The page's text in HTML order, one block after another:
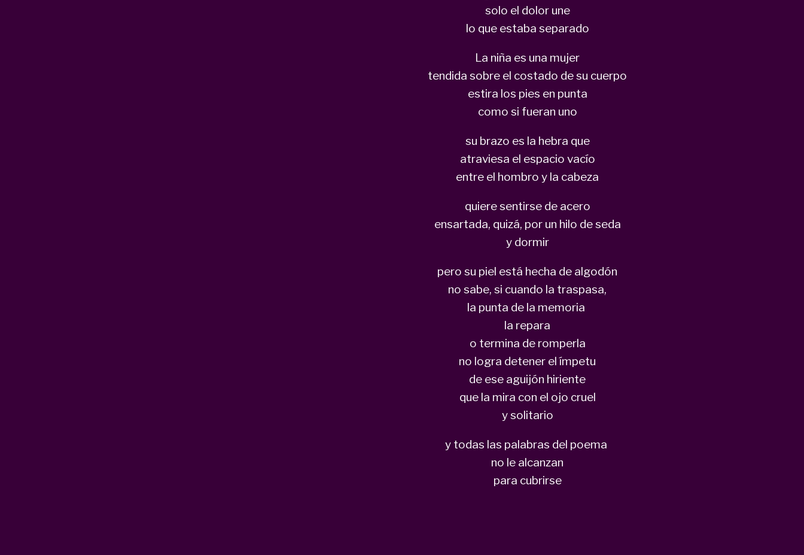
solo el dolor une
lo que estaba separado
La niña es una mujer
tendida sobre el costado de su cuerpo
estira los pies en punta
como si fueran uno
su brazo es la hebra que
atraviesa el espacio vacío
entre el hombro y la cabeza
quiere sentirse de acero
ensartada, quizá, por un hilo de seda
y dormir
pero su piel está hecha de algodón
no sabe, si cuando la traspasa,
la punta de la memoria
la repara
o termina de romperla
no logra detener el ímpetu
de ese aguijón hiriente
que la mira con el ojo cruel
y solitario
y todas las palabras del poema
no le alcanzan
para cubrirse